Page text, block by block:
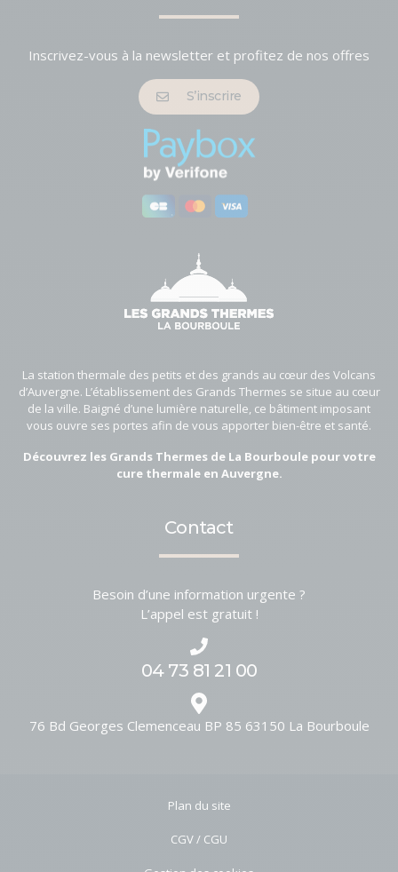
Inscrivez-vous à la newsletter et profitez de nos offres
S’inscrire
La station thermale des petits et des grands au cœur des Volcans
d’Auvergne. L’établissement des Grands Thermes se situe au cœur
de la ville. Baigné d’une lumière naturelle, ce bâtiment imposant
vous ouvre ses portes afin de vous apporter bien-être et santé.
Découvrez les Grands Thermes de La Bourboule pour votre
cure thermale en Auvergne.
Contact
Besoin d’une information urgente ?
L’appel est gratuit !
04 73 81 21 00
76 Bd Georges Clemenceau BP 85 63150 La Bourboule
Plan du site
CGV / CGU